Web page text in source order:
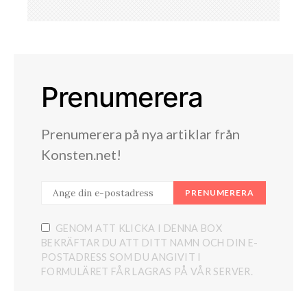
Prenumerera
Prenumerera på nya artiklar från
Konsten.net!
PRENUMERERA
GENOM ATT KLICKA I DENNA BOX
BEKRÄFTAR DU ATT DITT NAMN OCH DIN E-
POSTADRESS SOM DU ANGIVIT I
FORMULÄRET FÅR LAGRAS PÅ VÅR SERVER.